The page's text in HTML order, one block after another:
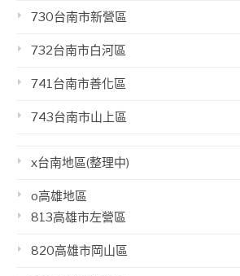
730台南市新營區
732台南市白河區
741台南市善化區
743台南市山上區
x台南地區(整理中)
o高雄地區
813高雄市左營區
820高雄市岡山區